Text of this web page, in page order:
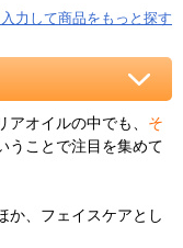
力して商品をもっと探す
オイルの中でも、 そ
うことで注目を集めて
か、フェイスケアとし